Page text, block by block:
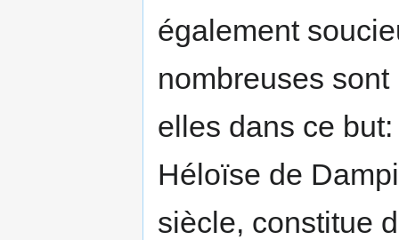
également
nombreuses
elles dans ce
Héloïse de
siècle, constitue